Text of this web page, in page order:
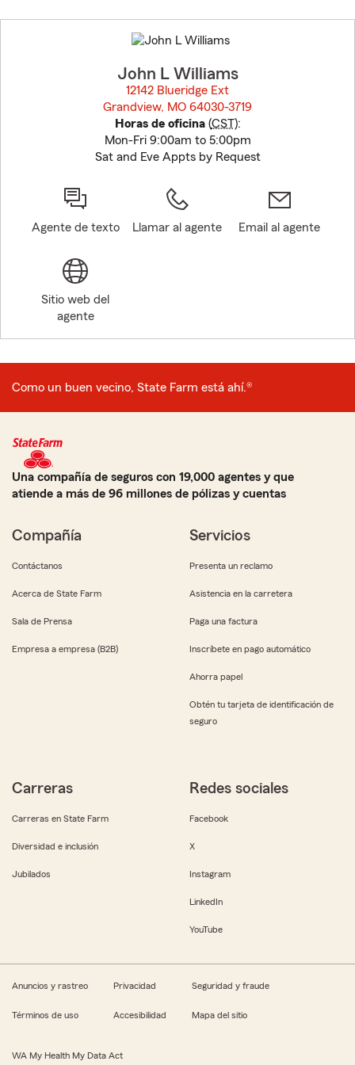
to
before
John L Williams
12142 Blueridge Ext
Grandview, MO 64030-3719
Horas de oficina(CST):
Mon-Fri 9:00am to 5:00pm
Sat and Eve Appts by Request
Agente de texto Llamar al agente Email al agente
Sitio web del
agente
Como un buen vecino, State Farm está ahí.®
Una compañía de seguros con 19,000 agentes y que
atiende a más de 96 millones de pólizas y cuentas
Compañía
Contáctanos
Acerca de State Farm
Sala de Prensa
Empresa a empresa (B2B)
Servicios
Presenta un reclamo
Asistencia en la carretera
Paga una factura
Inscríbete en pago automático
Ahorra papel
Obtén tu tarjeta de identificación de
seguro
Carreras
Carreras en State Farm
Diversidad e inclusión
Jubilados
Redes sociales
Facebook
X
Instagram
LinkedIn
YouTube
Anuncios y rastreo Privacidad Seguridad y fraude
Términos de uso Accesibilidad Mapa del sitio
WA My Health My Data Act